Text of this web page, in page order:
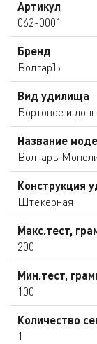
Артикул
062-0001
Бренд
ВолгарЪ
Вид удилища
Бортовое и
Название
Волгаръ
Конструкция
Штекерная
Макс.тест,
200
Мин.тест,
100
Количество
1